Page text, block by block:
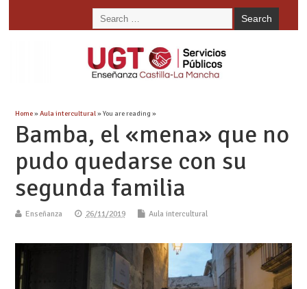
Home»Aula intercultural» You are reading »
Bamba, el «mena» que no
pudo quedarse con su
segunda familia
Enseñanza 26/11/2019 Aula intercultural